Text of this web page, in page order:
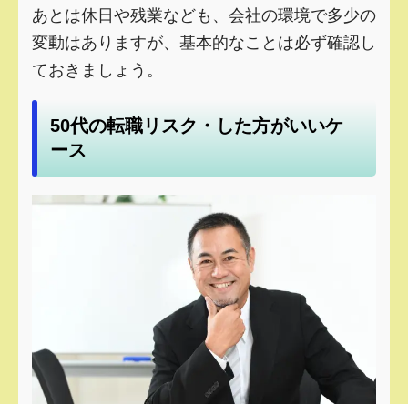
あとは休日や残業なども、会社の環境で多少の
変動はありますが、基本的なことは必ず確認し
ておきましょう。
50代の転職リスク・した方がいいケ
ース